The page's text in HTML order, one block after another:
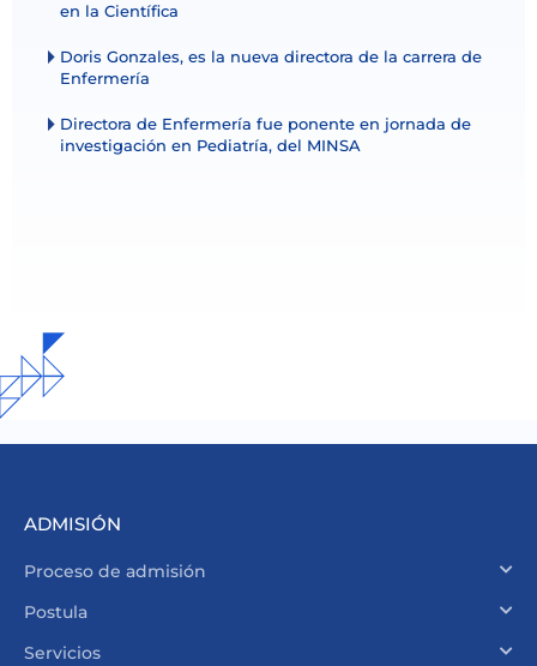
en la Científica
Doris Gonzales, es la nueva directora de la carrera de
Enfermería
Directora de Enfermería fue ponente en jornada de
investigación en Pediatría, del MINSA
ADMISIÓN
Proceso de admisión
Postula
Servicios